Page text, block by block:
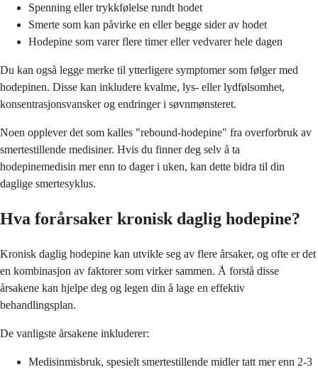
Spenning eller trykkfølelse rundt hodet
Smerte som kan påvirke en eller begge sider av hodet
Hodepine som varer flere timer eller vedvarer hele dagen
Du kan også legge merke til ytterligere symptomer som følger med
hodepinen. Disse kan inkludere kvalme, lys- eller lydfølsomhet,
konsentrasjonsvansker og endringer i søvnmønsteret.
Noen opplever det som kalles "rebound-hodepine" fra overforbruk av
smertestillende medisiner. Hvis du finner deg selv å ta
hodepinemedisin mer enn to dager i uken, kan dette bidra til din
daglige smertesyklus.
Hva forårsaker kronisk daglig hodepine?
Kronisk daglig hodepine kan utvikle seg av flere årsaker, og ofte er det
en kombinasjon av faktorer som virker sammen. Å forstå disse
årsakene kan hjelpe deg og legen din å lage en effektiv
behandlingsplan.
De vanligste årsakene inkluderer:
Medisinmisbruk, spesielt smertestillende midler tatt mer enn 2-3